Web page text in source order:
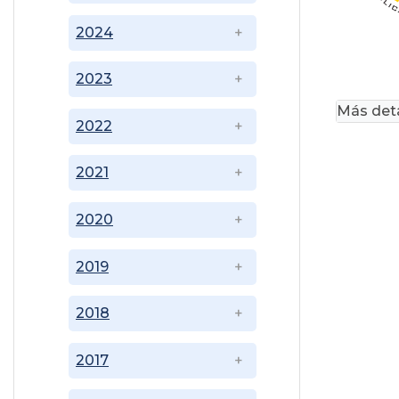
2017
2018
2019
2020
2021
2022
2023
2024
Más